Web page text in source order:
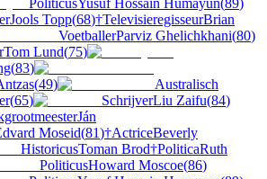
PoliticusYusuf Hossain Humayun(89)
Jools Topp(68)†TelevisieregisseurBrian
VoetballerParviz Ghelichkhani(80)
Tom Lund(75)
(83)
(49)
Australisch
(65) SchrijverLiu Zaifu(84)
Ján
Moseid(81)†ActriceBeverly
HistoricusToman Brod†PoliticaRuth
PoliticusHoward Moscoe(86)